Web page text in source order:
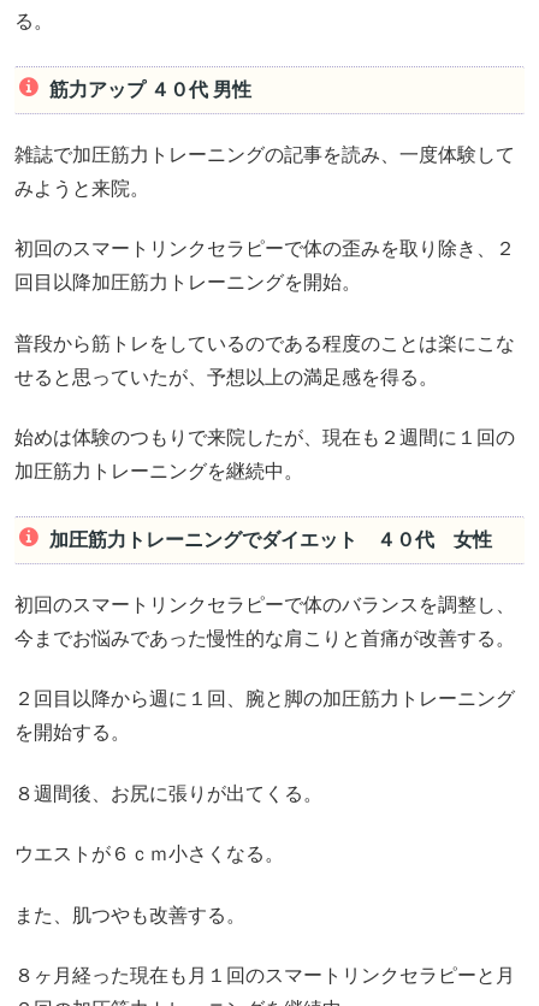
る。
筋力アップ ４０代 男性
雑誌で加圧筋力トレーニングの記事を読み、一度体験して
みようと来院。
初回のスマートリンクセラピーで体の歪みを取り除き、２
回目以降加圧筋力トレーニングを開始。
普段から筋トレをしているのである程度のことは楽にこな
せると思っていたが、予想以上の満足感を得る。
始めは体験のつもりで来院したが、現在も２週間に１回の
加圧筋力トレーニングを継続中。
加圧筋力トレーニングでダイエット ４０代 女性
初回のスマートリンクセラピーで体のバランスを調整し、
今までお悩みであった慢性的な肩こりと首痛が改善する。
２回目以降から週に１回、腕と脚の加圧筋力トレーニング
を開始する。
８週間後、お尻に張りが出てくる。
ウエストが６ｃｍ小さくなる。
また、肌つやも改善する。
８ヶ月経った現在も月１回のスマートリンクセラピーと月